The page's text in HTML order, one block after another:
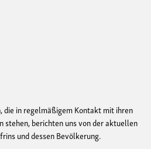
die in regelmäßigem Kontakt mit ihren
stehen, berichten uns von der aktuellen
und dessen Bevölkerung.